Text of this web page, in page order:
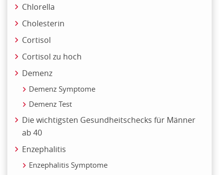
Chlorella
Cholesterin
Cortisol
Cortisol zu hoch
Demenz
Demenz Symptome
Demenz Test
Die wichtigsten Gesundheitschecks für Männer
ab 40
Enzephalitis
Enzephalitis Symptome